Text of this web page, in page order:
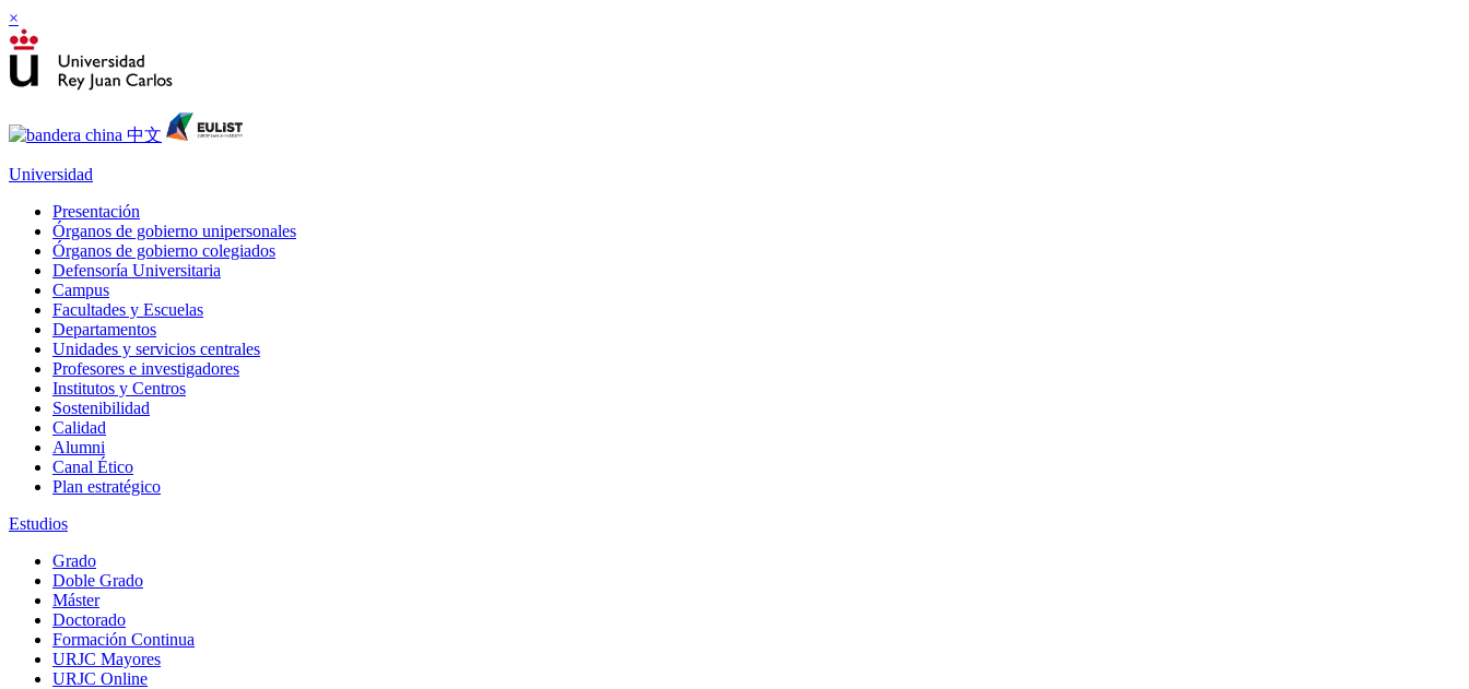
×
Universidad
Presentación
Órganos de gobierno unipersonales
Órganos de gobierno colegiados
Defensoría Universitaria
Campus
Facultades y Escuelas
Departamentos
Unidades y servicios centrales
Profesores e investigadores
Institutos y Centros
Sostenibilidad
Calidad
Alumni
Canal Ético
Plan estratégico
Estudios
Grado
Doble Grado
Máster
Doctorado
Formación Continua
URJC Mayores
URJC Online